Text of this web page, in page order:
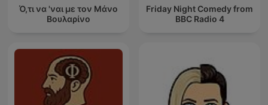
Ό,τι να 'ναι με τον Μάνο
Βουλαρίνο
Friday Night Comedy from
BBC Radio 4